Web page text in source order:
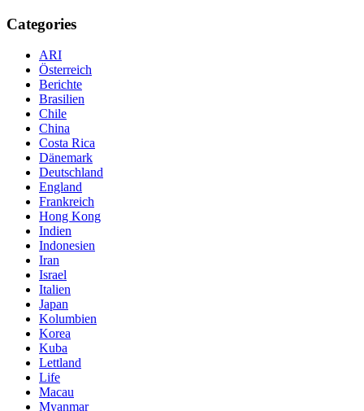
Categories
ARI
Österreich
Berichte
Brasilien
Chile
China
Costa Rica
Dänemark
Deutschland
England
Frankreich
Hong Kong
Indien
Indonesien
Iran
Israel
Italien
Japan
Kolumbien
Korea
Kuba
Lettland
Life
Macau
Myanmar